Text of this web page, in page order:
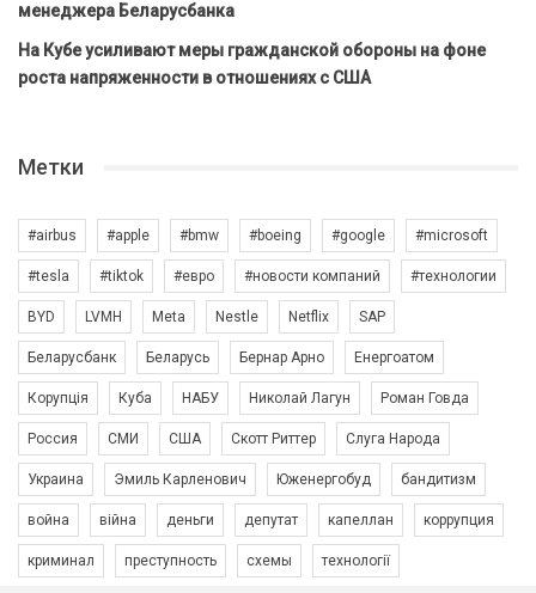
менеджера Беларусбанка
На Кубе усиливают меры гражданской обороны на фоне
роста напряженности в отношениях с США
Метки
#airbus #apple #bmw #boeing #google #microsoft
#tesla #tiktok #евро #новости компаний #технологии
BYD LVMH Meta Nestle Netflix SAP
Беларусбанк Беларусь Бернар Арно Енергоатом
Корупція Куба НАБУ Николай Лагун Роман Говда
Россия СМИ США Скотт Риттер Слуга Народа
Украина Эмиль Карленович Юженергобуд бандитизм
война війна деньги депутат капеллан коррупция
криминал преступность схемы технології